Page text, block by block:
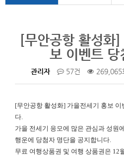
[무안공항 활성화
보 이벤트 당
관리자 57건 269,065
[무안공항 활성화] 가을전세기 홍보 이
다.
가을 전세기 응모에 많은 관심과 성원
행운에 당첨자 명단을 공지합니다.
무료 여행상품권 및 여행 상품권은 12